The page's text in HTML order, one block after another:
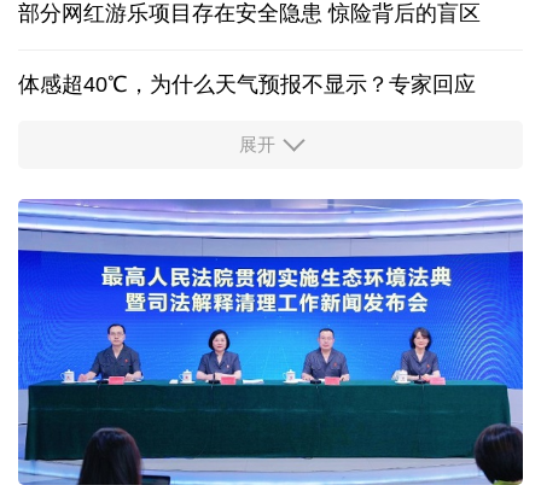
部分网红游乐项目存在安全隐患 惊险背后的盲区
体感超40℃，为什么天气预报不显示？专家回应
服务实体经济 财政金融打出“组合拳”
31省份上半年外贸成绩单出炉 见证产业提质跃迁
比一张A4纸还要薄！我国高端钢材迎来密集突破
让药品更好触达患者 多款新药选择网络平台首发
7月份中国仓储指数保持扩张 行业运行韧性较强
展开